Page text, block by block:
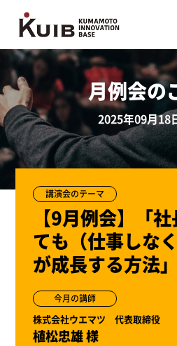
月例会の
2025年09月18
講演会のテーマ
【9月例会】「
ても（仕事しな
が成長する方法」
今月の講師
株式会社ウエマツ 代表取締役
植松忠雄 様